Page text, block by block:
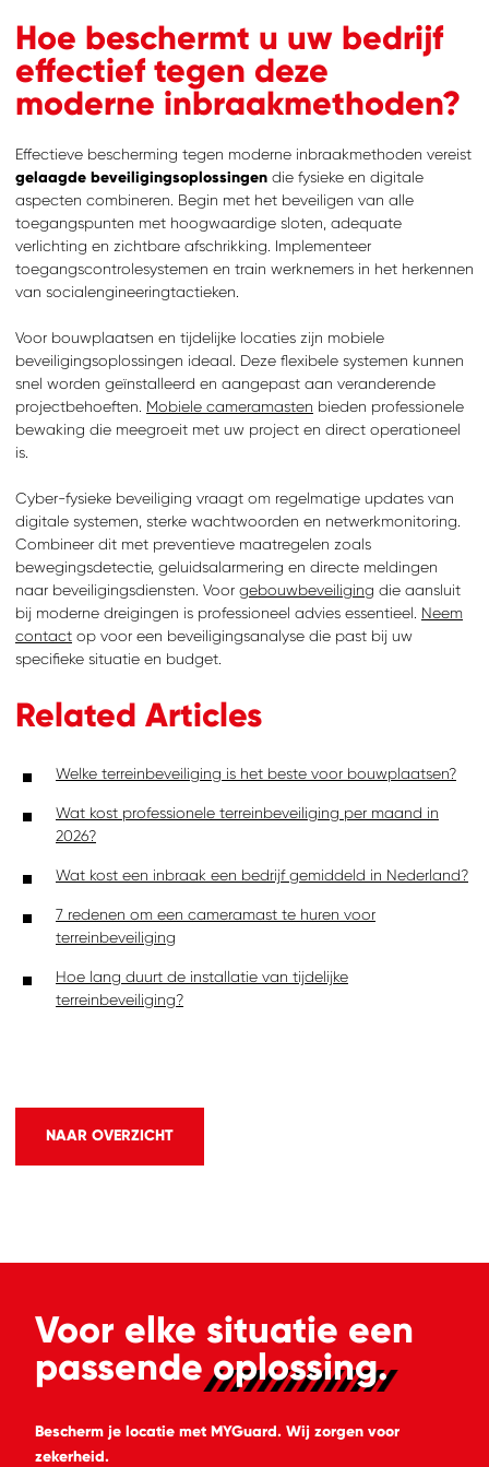
Hoe beschermt u uw bedrijf
effectief tegen deze
moderne inbraakmethoden?
Effectieve bescherming tegen moderne inbraakmethoden vereist
gelaagde beveiligingsoplossingen die fysieke en digitale
aspecten combineren. Begin met het beveiligen van alle
toegangspunten met hoogwaardige sloten, adequate
verlichting en zichtbare afschrikking. Implementeer
toegangscontrolesystemen en train werknemers in het herkennen
van socialengineeringtactieken.
Voor bouwplaatsen en tijdelijke locaties zijn mobiele
beveiligingsoplossingen ideaal. Deze flexibele systemen kunnen
snel worden geïnstalleerd en aangepast aan veranderende
projectbehoeften. Mobiele cameramasten bieden professionele
bewaking die meegroeit met uw project en direct operationeel
is.
Cyber-fysieke beveiliging vraagt om regelmatige updates van
digitale systemen, sterke wachtwoorden en netwerkmonitoring.
Combineer dit met preventieve maatregelen zoals
bewegingsdetectie, geluidsalarmering en directe meldingen
naar beveiligingsdiensten. Voor gebouwbeveiliging die aansluit
bij moderne dreigingen is professioneel advies essentieel. Neem
contact op voor een beveiligingsanalyse die past bij uw
specifieke situatie en budget.
Related Articles
Welke terreinbeveiliging is het beste voor bouwplaatsen?
Wat kost professionele terreinbeveiliging per maand in
2026?
Wat kost een inbraak een bedrijf gemiddeld in Nederland?
7 redenen om een cameramast te huren voor
terreinbeveiliging
Hoe lang duurt de installatie van tijdelijke
terreinbeveiliging?
NAAR OVERZICHT
Voor elke situatie een
passendeoplossing.
Bescherm je locatie met MYGuard. Wij zorgen voor
zekerheid.